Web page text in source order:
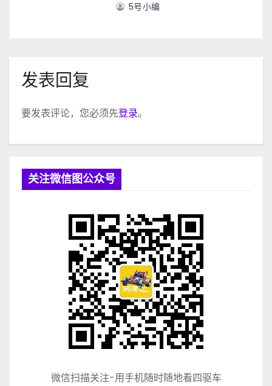
5号小编
发表回复
要发表评论，您必须先登录。
关注微信图公众号
微信扫描关注-用手机随时随地看四驱车